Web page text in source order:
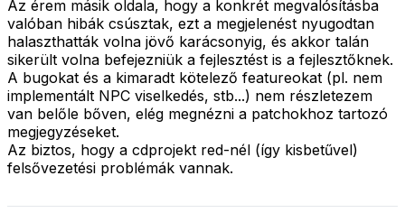
Az érem másik oldala, hogy a konkrét megvalósításba
valóban hibák csúsztak, ezt a megjelenést nyugodtan
halaszthatták volna jövő karácsonyig, és akkor talán
sikerült volna befejezniük a fejlesztést is a fejlesztőknek.
A bugokat és a kimaradt kötelező featureokat (pl. nem
implementált NPC viselkedés, stb...) nem részletezem
van belőle bőven, elég megnézni a patchokhoz tartozó
megjegyzéseket.
Az biztos, hogy a cdprojekt red-nél (így kisbetűvel)
felsővezetési problémák vannak.